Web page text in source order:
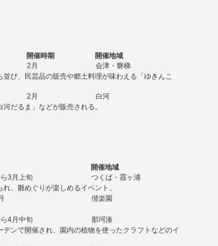
開催時期
開催地域
2月
会津・磐梯
び、民芸品の販売や郷土料理が味わえる「ゆきんこ
2月
白河
だるま」などが販売される。
開催地域
3月上旬
つくば・霞ヶ浦
、雛めぐりが楽しめるイベント。
偕楽園
4月中旬
那珂湊
ンで開催され、園内の植物を使ったクラフトなどのイ